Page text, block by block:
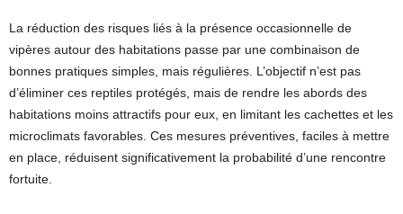
La réduction des risques liés à la présence occasionnelle de
vipères autour des habitations passe par une combinaison de
bonnes pratiques simples, mais régulières. L’objectif n’est pas
d’éliminer ces reptiles protégés, mais de rendre les abords des
habitations moins attractifs pour eux, en limitant les cachettes et les
microclimats favorables. Ces mesures préventives, faciles à mettre
en place, réduisent significativement la probabilité d’une rencontre
fortuite.